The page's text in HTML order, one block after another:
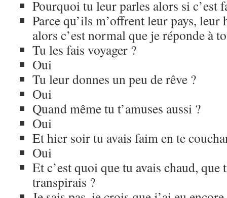
Pourquoi tu leur parles alors si c’est
Parce qu’ils m’offrent leur pays,
alors c’est normal que je réponde à
Tu les fais voyager ?
Oui
Tu leur donnes un peu de rêve ?
Oui
Quand même tu t’amuses aussi ?
Oui
Et hier soir tu avais faim en te
Oui
Et c’est quoi que tu avais chaud,
transpirais ?